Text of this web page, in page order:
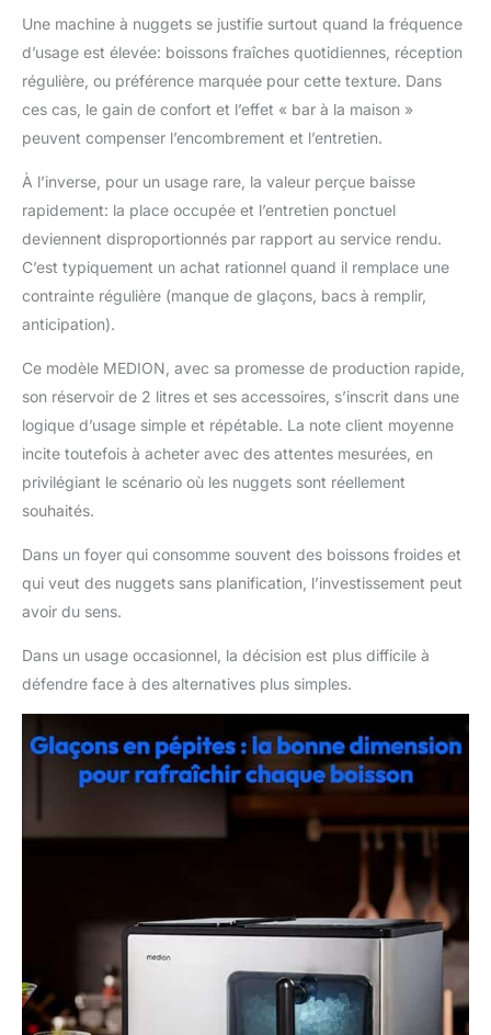
Une machine à nuggets se justifie surtout quand la fréquence
d’usage est élevée: boissons fraîches quotidiennes, réception
régulière, ou préférence marquée pour cette texture. Dans
ces cas, le gain de confort et l’effet « bar à la maison »
peuvent compenser l’encombrement et l’entretien.
À l’inverse, pour un usage rare, la valeur perçue baisse
rapidement: la place occupée et l’entretien ponctuel
deviennent disproportionnés par rapport au service rendu.
C’est typiquement un achat rationnel quand il remplace une
contrainte régulière (manque de glaçons, bacs à remplir,
anticipation).
Ce modèle MEDION, avec sa promesse de production rapide,
son réservoir de 2 litres et ses accessoires, s’inscrit dans une
logique d’usage simple et répétable. La note client moyenne
incite toutefois à acheter avec des attentes mesurées, en
privilégiant le scénario où les nuggets sont réellement
souhaités.
Dans un foyer qui consomme souvent des boissons froides et
qui veut des nuggets sans planification, l’investissement peut
avoir du sens.
Dans un usage occasionnel, la décision est plus difficile à
défendre face à des alternatives plus simples.